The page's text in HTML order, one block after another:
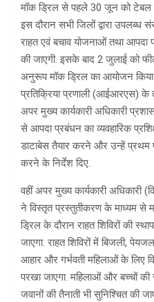
मॉक ड्रिल से पहले 30 जून को टेबल
इस दौरान सभी जिलों द्वारा उपलब्ध
राहत एवं बचाव योजनाओं तथा आपदा
की जाएगी. इसके बाद 2 जुलाई को
अनुरूप मॉक ड्रिल का आयोजन किया
प्रतिक्रिया प्रणाली (आईआरएस) के
अपर मुख्य कार्यकारी अधिकारी
से आपदा प्रबंधन का व्यवहारिक
डाटाबेस तैयार करने और उन्हें प्रथम
करने के निर्देश दिए.
वहीं अपर मुख्य कार्यकारी अधिकारी
ने विस्तृत प्रस्तुतीकरण के माध्यम से
ड्रिल के दौरान राहत शिविरों की
जाएगा. राहत शिविरों में बिजली,
आहार और गर्भवती महिलाओं के लिए
परखा जाएगा. महिलाओं और बच्चों की
जवानों की तैनाती भी सुनिश्चित की